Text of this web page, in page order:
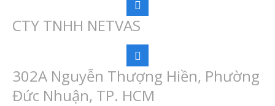
CTY TNHH NETVAS
302A Nguyễn Thượng Hiền, Phường
Đức Nhuận, TP. HCM